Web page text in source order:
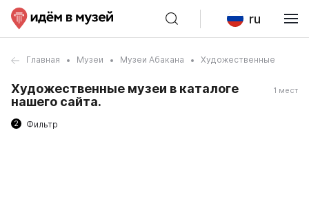
ru
Главная Музеи Музеи Абакана Художественные
Художественные музеи в каталоге
нашего сайта.
1 мест
2 Фильтр